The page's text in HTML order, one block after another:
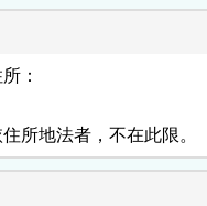
：
所地法者，不在此限。